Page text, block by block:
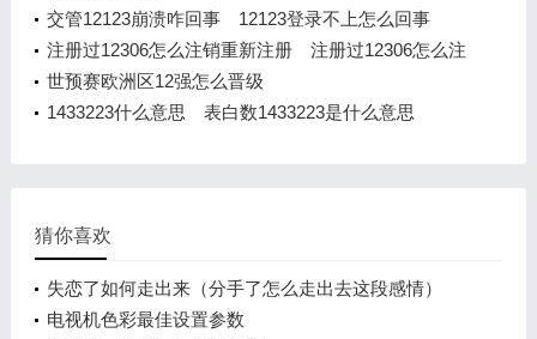
交管12123崩溃咋回事 12123登录不上怎么回事
注册过12306怎么注销重新注册 注册过12306怎么注
销重新注册
世预赛欧洲区12强怎么晋级
1433223什么意思 表白数1433223是什么意思
猜你喜欢
失恋了如何走出来（分手了怎么走出去这段感情）
电视机色彩最佳设置参数